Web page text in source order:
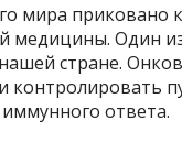
мира приковано
медицины. Один
стране.
контролировать
ответа.